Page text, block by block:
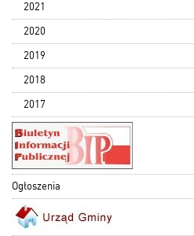
2021
2020
2019
2018
2017
Ogłoszenia